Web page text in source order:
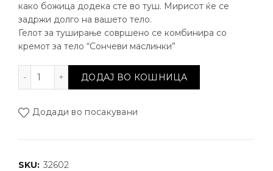
како божица додека сте во туш. Мирисот ќе се
задржи долго на вашето тело.
Гелот за туширање совршено се комбинира со
кремот за тело “Сончеви маслинки”
Крем гел за туширање - Сончеви маслинки
ДОДАЈ ВО КОШНИЦА
Додади во посакувани
SKU: 32602